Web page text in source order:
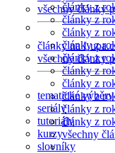
všechny články
články na
všechny články
tematické výběry
seriály
tutoriály
kurzy
slovníky
články z
články z
články z
články z
články z
články z
články z
články z
články z
články z
všechny